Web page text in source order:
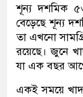
শূন্য দশমিক
বেড়েছে শূন্য
তা এখনো
রয়েছে। জুনে
যা এক বছর
একই সময়ে